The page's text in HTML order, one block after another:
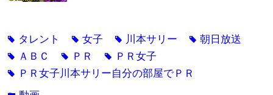
tag タレント tag女子 tag 川本サリー tag朝日放送
tag ＡＢＣ tag ＰＲ tag ＰＲ女子
tag ＰＲ女子川本サリー自分の部屋でＰＲ